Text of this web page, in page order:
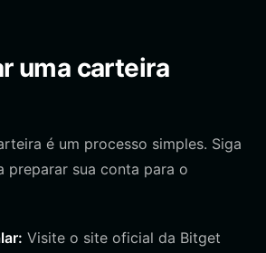
uma carteira
é um processo simples. Siga
preparar sua conta para o
Visite o site oficial da Bitget